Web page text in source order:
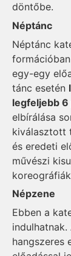
döntőbe.
Néptánc
Néptánc
egy-egy
tánc esetén
legfeljebb
elbírálása
kiválasztott
és eredeti
művészi
Népzene
Ebben a
hangszeres